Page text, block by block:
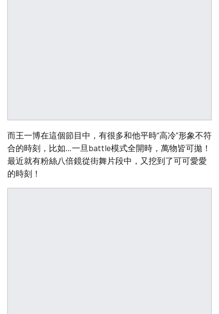
而王一博在這個節目中，有很多和他平時“高冷”形象不符
合的時刻，比如…一旦battle模式全開時，萬物皆可拋！
最近就有粉絲八倍鏡從街舞片段中，又挖到了可可愛愛
的時刻！